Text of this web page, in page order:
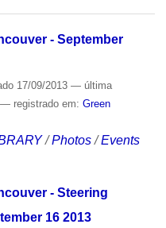
- September
17/09/2013 — última
— registrado em: Green
/Photos /Events
- Steering
16 2013